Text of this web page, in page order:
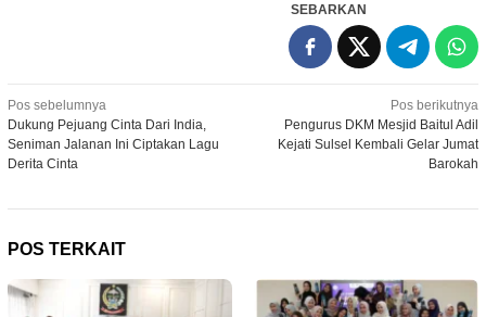
SEBARKAN
Navigasi
pos
Pos sebelumnya
Dukung Pejuang Cinta Dari India,
Seniman Jalanan Ini Ciptakan Lagu
Derita Cinta
Pos berikutnya
Pengurus DKM Mesjid Baitul Adil
Kejati Sulsel Kembali Gelar Jumat
Barokah
POS TERKAIT